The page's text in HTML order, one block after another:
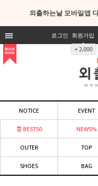
외출하는날 모바일앱
로그인 회원가입
+ 2,000
NOTICE EVENT
BEST50 NEW5%
OUTER TOP
SHOES BAG